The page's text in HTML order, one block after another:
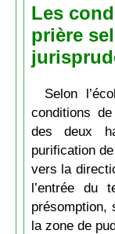
Les
prière
Selon
conditions
des deux
purification
vers la
l’entrée du
présomption,
la zone de